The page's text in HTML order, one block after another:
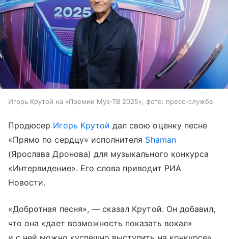
Игорь Крутой на «Премии Муз-ТВ 2025», фото: пресс-служба
Продюсер Игорь Крутой дал свою оценку песне
«Прямо по сердцу» исполнителя Shaman
(Ярослава Дронова) для музыкального конкурса
«Интервидение». Его слова приводит РИА
Новости.
«Добротная песня», — сказал Крутой. Он добавил,
что она «дает возможность показать вокал»